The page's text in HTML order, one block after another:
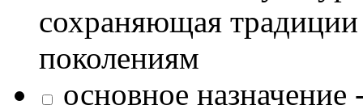
сохраняющая
поколениям
основное назначение